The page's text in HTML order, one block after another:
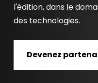
l'édition, dans le
des technologies.
Devenez